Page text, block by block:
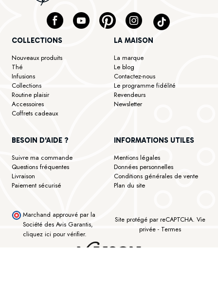
COLLECTIONS
Nouveaux produits
Thé
Infusions
Collections
Routine plaisir
Accessoires
Coffrets cadeaux
LA MAISON
La marque
Le blog
Contactez-nous
Le programme fidélité
Revendeurs
Newsletter
BESOIN D'AIDE ?
Suivre ma commande
Questions fréquentes
Livraison
Paiement sécurisé
INFORMATIONS UTILES
Mentions légales
Données personnelles
Conditions générales de vente
Plan du site
Marchand approuvé par la
Société des Avis Garantis,
cliquez ici pour vérifier.
Site protégé par reCAPTCHA. Vie
privée - Termes